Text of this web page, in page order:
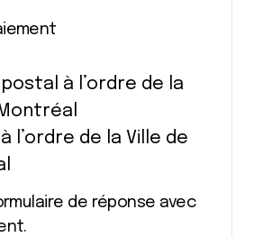
à l’ordre de la
l’ordre de la Ville de
de réponse avec